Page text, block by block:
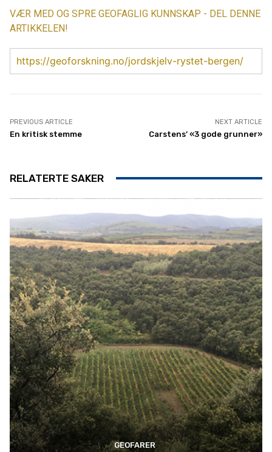
VÆR MED OG SPRE GEOFAGLIG KUNNSKAP - DEL DENNE
ARTIKKELEN!
https://geoforskning.no/jordskjelv-rystet-bergen/
PREVIOUS ARTICLE
En kritisk stemme
NEXT ARTICLE
Carstens’ «3 gode grunner»
RELATERTE SAKER
GEOFARER